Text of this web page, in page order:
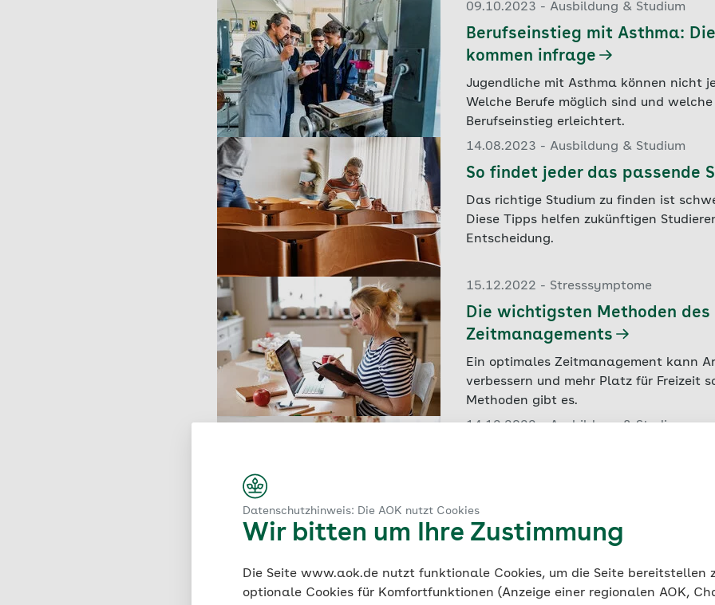
Datenschutzhinweis: Die AOK nutzt Cookies
Wir bitten um Ihre Zustimmung
Die Seite www.aok.de nutzt funktionale Cookies, um die Seite bereitstellen
optionale Cookies für Komfortfunktionen (Anzeige einer regionalen AOK,
09.10.2023 - Ausbildung & Studium
Berufseinstieg mit Asthma:
kommen infrage
Jugendliche mit Asthma können nicht
Welche Berufe möglich sind und
Berufseinstieg erleichtert.
14.08.2023 - Ausbildung & Studium
So findet jeder das passende
Das richtige Studium zu finden ist
Diese Tipps helfen zukünftigen
Entscheidung.
15.12.2022 - Stresssymptome
Die wichtigsten Methoden des
Zeitmanagements
Ein optimales Zeitmanagement kann
verbessern und mehr Platz für Freizeit
Methoden gibt es.
14.12.2022 - Ausbildung & Studium
Bundesfreiwilligendienst sammeln
Erwachsene Erfahrungen fürs Leben.
Ein Freiwilliges Soziales Jahr